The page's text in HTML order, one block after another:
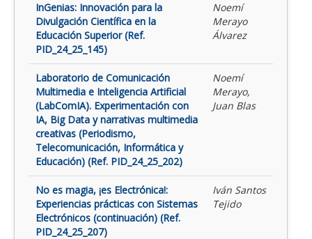
InGenias: Innovación para la
Divulgación Científica en la
Educación Superior (Ref.
PID_24_25_145)
Noemí
Merayo
Álvarez
Laboratorio de Comunicación
Multimedia e Inteligencia Artificial
(LabComIA). Experimentación con
IA, Big Data y narrativas multimedia
creativas (Periodismo,
Telecomunicación, Informática y
Educación) (Ref. PID_24_25_202)
Noemí
Merayo,
Juan Blas
No es magia, ¡es Electrónica!:
Experiencias prácticas con Sistemas
Electrónicos (continuación) (Ref.
PID_24_25_207)
Iván Santos
Tejido